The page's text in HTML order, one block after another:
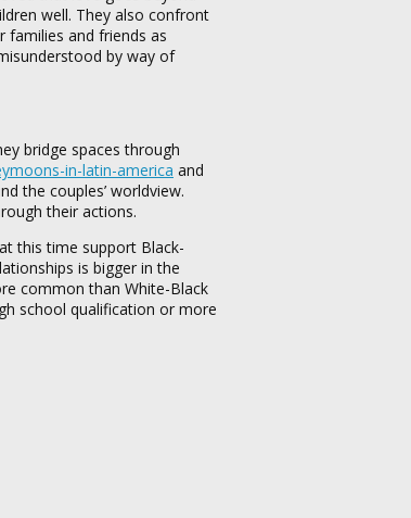
well. They also confront
families and friends as
by way of
bridge spaces through
in-latin-america and
the couples’ worldview.
their actions.
this time support Black-
is bigger in the
common than White-Black
school qualification or more